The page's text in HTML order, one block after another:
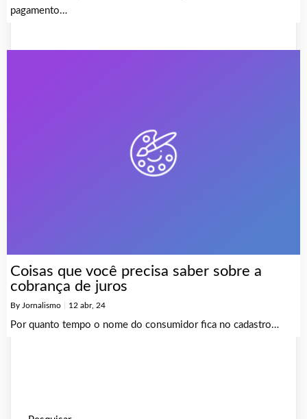
pagamento…
Coisas que você precisa saber sobre a
cobrança de juros
By Jornalismo 12 abr, 24
Por quanto tempo o nome do consumidor fica no cadastro…